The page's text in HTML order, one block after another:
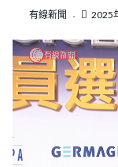
有線新聞 2025